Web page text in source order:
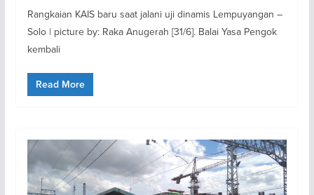
Rangkaian KAIS baru saat jalani uji dinamis Lempuyangan –
Solo | picture by: Raka Anugerah [31/6]. Balai Yasa Pengok
kembali
Read More